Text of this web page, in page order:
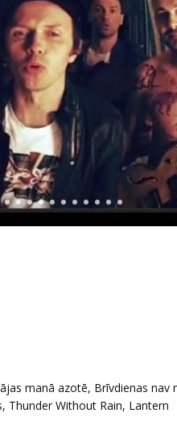
manā azotē, Brīvdienas nav
Thunder Without Rain, Lantern